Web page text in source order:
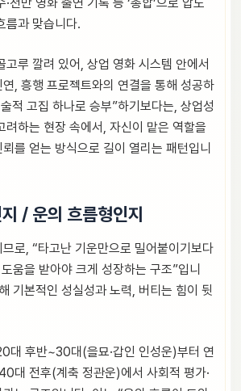
름과 맞습니다.
고루 깔려 있어, 상업 영화 시스템 안에서
연, 흥행 프로젝트와의 연결을 통해 성공하
적 고집 하나로 승부”하기보다는, 상업성
려하는 현장 속에서, 자신이 맡은 역할을
를 얻는 방식으로 길이 열리는 패턴입니
/ 운의 흐름형인지
로, “타고난 기운만으로 밀어붙이기보다
움을 받아야 크게 성장하는 구조”입니
기본적인 성실성과 노력, 버티는 힘이 뒷
대 후반~30대(을묘·갑인 인성운)부터 연
대 전후(계축 정관운)에서 사회적 평가·